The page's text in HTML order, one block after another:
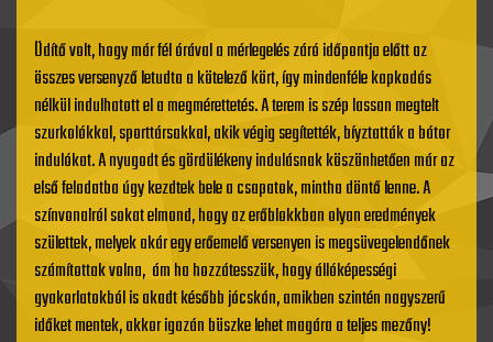
Üdítő volt, hogy már fél órával a mérlegelés záró időpontja előtt az
összes versenyző letudta a kötelező kört, így mindenféle kapkodás
nélkül indulhatott el a megmérettetés. A terem is szép lassan megtelt
szurkolókkal, sporttársakkal, akik végig segítették, bíyztatták a bátor
indulókat. A nyugodt és gördülékeny indulásnak köszönhetően már az
első feladatba úgy kezdtek bele a csapatok, mintha döntő lenne. A
színvonalról sokat elmond, hogy az erőblokkban olyan eredmények
születtek, melyek akár egy erőemelő versenyen is megsüvegelendőnek
számítottak volna, ám ha hozzátesszük, hogy állóképességi
gyakorlatokból is akadt később jócskán, amikben szintén nagyszerű
időket mentek, akkor igazán büszke lehet magára a teljes mezőny!